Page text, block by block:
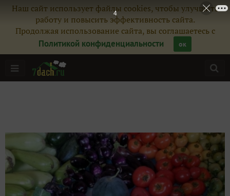
Наш сайт использует файлы cookies, чтобы улучшить
работу и повысить эффективность сайта.
Продолжая использование сайта, вы соглашаетесь с
Политикой конфиденциальности
ок
Подписчики 18
Все публикации 23